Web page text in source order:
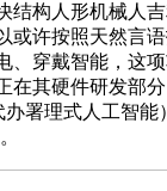
结构人形机械人
或许按照天然言
、穿戴智能，这
在其硬件研发部
署理式人工智能